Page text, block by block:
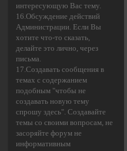
интересующую Вас тему.
16.Обсуждение действий
Администрации. Если Вы
хотите что-то сказать,
делайте это лично, через
письма.
17.Создавать сообщения в
темах с содержанием
подобным "чтобы не
создавать новую тему
спрошу здесь". Создавайте
темы со своими вопросам, не
засоряйте форум не
информативным